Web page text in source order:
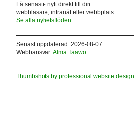
Få senaste nytt direkt till din
webbläsare, intranät eller webbplats.
Se alla nyhetsflöden.
Senast uppdaterad: 2026-08-07
Webbansvar:Alma Taawo
Thumbshots by professional website design